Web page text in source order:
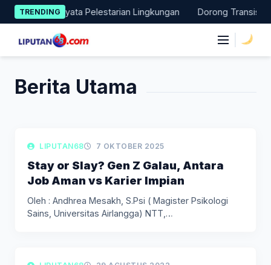
Skip
to
content
TRENDING
Aksi Nyata Pelestarian Lingkungan Dorong Transisi
Berita Utama
LIPUTAN DAERAH
LIPUTAN68 7 OKTOBER 2025
Stay or Slay? Gen Z Galau, Antara
Job Aman vs Karier Impian
Oleh : Andhrea Mesakh, S.Psi ( Magister Psikologi
Sains, Universitas Airlangga) NTT,…